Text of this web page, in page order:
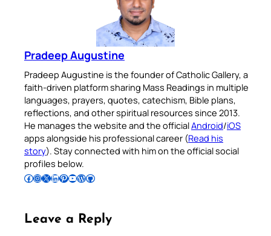
Pradeep Augustine
Pradeep Augustine is the founder of Catholic Gallery, a
faith-driven platform sharing Mass Readings in multiple
languages, prayers, quotes, catechism, Bible plans,
reflections, and other spiritual resources since 2013.
He manages the website and the officialAndroid/iOS
apps alongside his professional career (Read his
story). Stay connected with him on the official social
profiles below.
Follow Pradeep on Facebook Follow Pradeep on InstagramFollow Pradeep on X Follow Pradeep on LinkedIn Follow Pradeep on Pinterest Subscribe to Pradeep’s Youtube Channel Follow Pradeep on WordPress Follow Pradeep on GitHub
Leave a Reply